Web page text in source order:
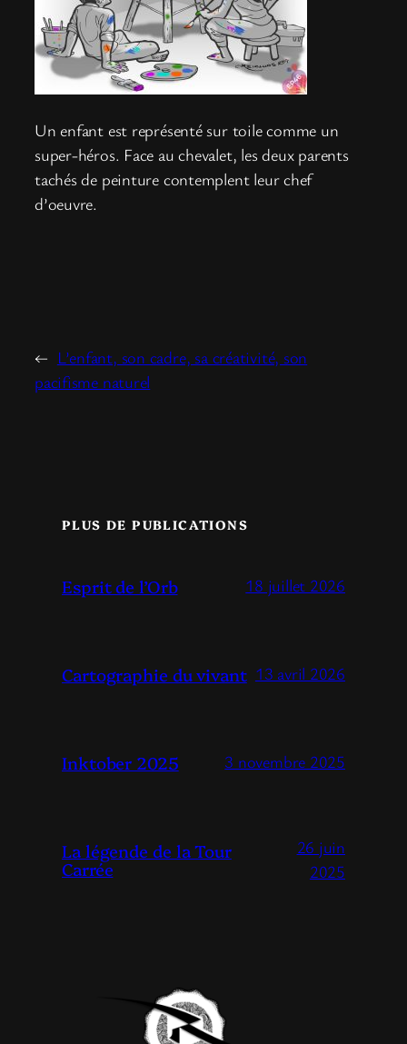
Un enfant est représenté sur toile comme un
super-héros. Face au chevalet, les deux parents
tachés de peinture contemplent leur chef
d’oeuvre.
← L’enfant, son cadre, sa créativité, son
pacifisme naturel
PLUS DE PUBLICATIONS
Esprit de l’Orb 18 juillet 2026
Cartographie du vivant 13 avril 2026
Inktober 2025 3 novembre 2025
La légende de la Tour
Carrée
26 juin
2025